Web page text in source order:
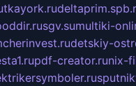
sgv.sumultiki-
cherinvest.rudetskiy-
pdf-creator.runix-